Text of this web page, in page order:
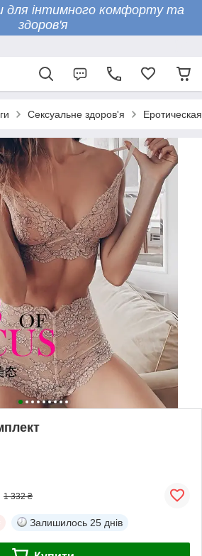
для інтимного комфорту та
здоров'я
Сексуальне здоров'я
1 332 ₴
Залишилось 25 днів